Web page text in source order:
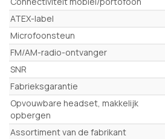
ATEX-label
Microfoonsteun
FM/AM-radio-ontvanger
SNR
Fabrieksgarantie
Opvouwbare headset, makkelijk
opbergen
Assortiment van de fabrikant